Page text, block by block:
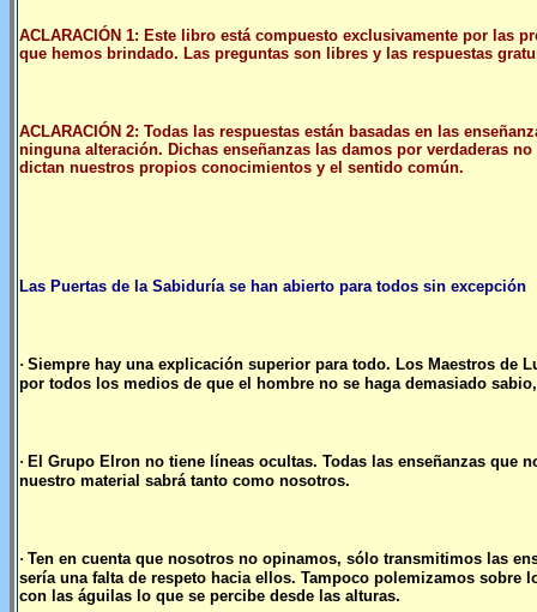
ACLARACIÓN 1: Este libro está compuesto exclusivamente por las
que hemos brindado. Las preguntas son libres y las respuestas
ACLARACIÓN 2: Todas las respuestas están basadas en las
ninguna alteración. Dichas enseñanzas las damos por verdaderas
dictan nuestros propios conocimientos y el sentido común.
Las Puertas de la Sabiduría se han abierto para todos sin excepción
· Siempre hay una explicación superior para todo. Los Maestros de
por todos los medios de que el hombre no se haga demasiado
· El Grupo Elron no tiene líneas ocultas. Todas las enseñanzas
nuestro material sabrá tanto como nosotros.
· Ten en cuenta que nosotros no opinamos, sólo transmitimos las
sería una falta de respeto hacia ellos. Tampoco polemizamos
con las águilas lo que se percibe desde las alturas.